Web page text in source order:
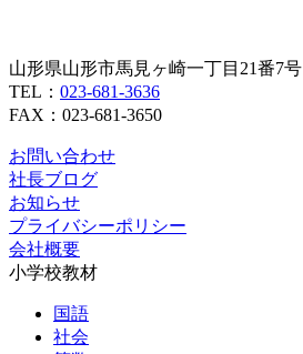
山形県山形市馬見ヶ崎一丁目21番7号
TEL： 023-681-3636
FAX：023-681-3650
お問い合わせ
社長ブログ
お知らせ
プライバシーポリシー
会社概要
小学校教材
国語
社会